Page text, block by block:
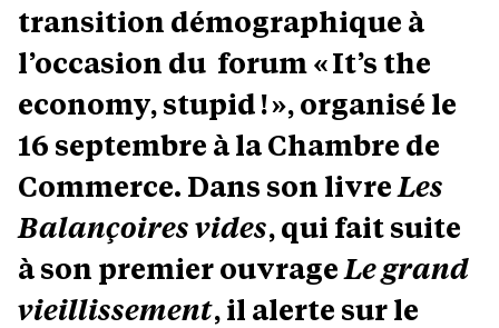
transition démographique à
l’occasion du forum « It’s the
economy, stupid ! », organisé le
16 septembre à la Chambre de
Commerce. Dans son livreLes
Balançoires vides, qui fait suite
à son premier ouvrageLe grand
vieillissement, il alerte sur le